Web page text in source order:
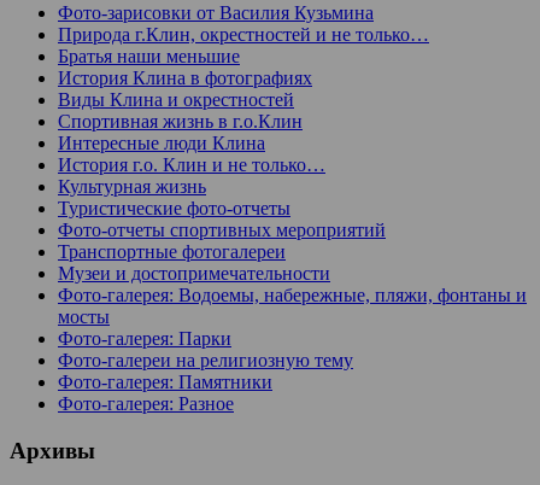
Фото-зарисовки от Василия Кузьмина
Природа г.Клин, окрестностей и не только…
Братья наши меньшие
История Клина в фотографиях
Виды Клина и окрестностей
Спортивная жизнь в г.о.Клин
Интересные люди Клина
История г.о. Клин и не только…
Культурная жизнь
Туристические фото-отчеты
Фото-отчеты спортивных мероприятий
Транспортные фотогалереи
Музеи и достопримечательности
Фото-галерея: Водоемы, набережные, пляжи, фонтаны и
мосты
Фото-галерея: Парки
Фото-галереи на религиозную тему
Фото-галерея: Памятники
Фото-галерея: Разное
Архивы